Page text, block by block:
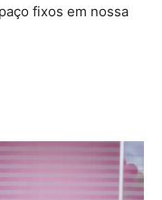
fixos em nossa